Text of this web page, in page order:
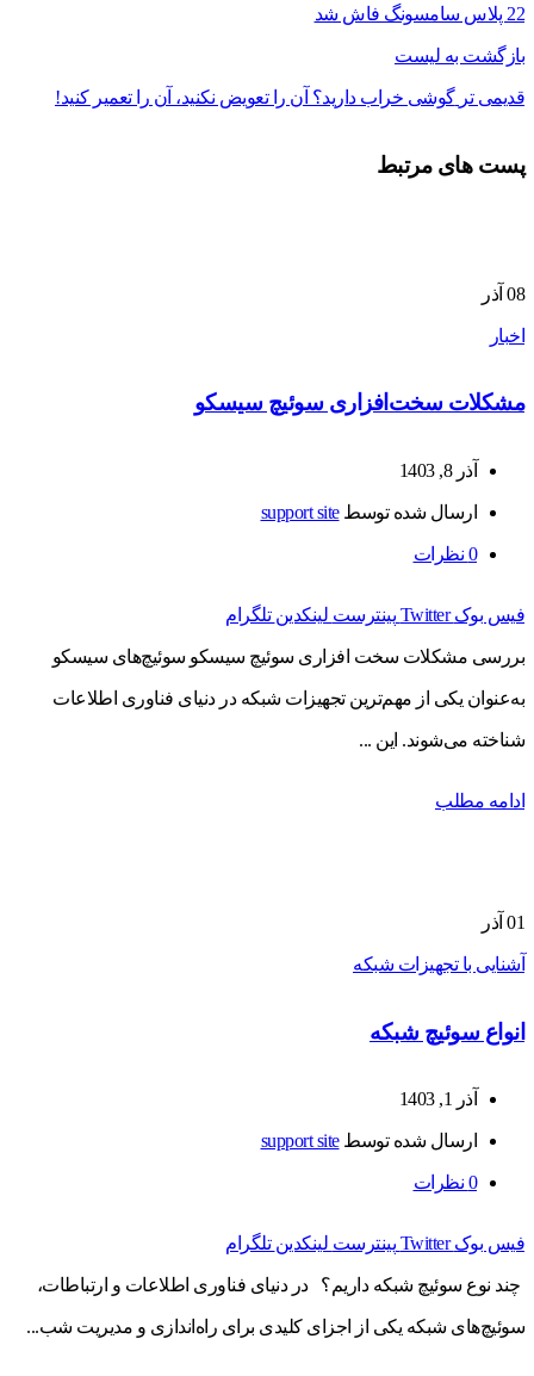
22 پلاس سامسونگ فاش شد
بازگشت به لیست
قدیمی تر گوشی خراب دارید؟ آن را تعویض نکنید، آن را تعمیر کنید!
پست های مرتبط
08 آذر
اخبار
مشکلات سخت‌افزاری سوئیچ سیسکو
آذر 8, 1403
ارسال شده توسطsupport site
0 نظرات
فیس بوک Twitter پینترست لینکدین تلگرام
بررسی مشکلات سخت افزاری سوئیچ سیسکو سوئیچ‌های سیسکو
به‌عنوان یکی از مهم‌ترین تجهیزات شبکه در دنیای فناوری اطلاعات
شناخته می‌شوند. این ...
ادامه مطلب
01 آذر
آشنایی با تجهیزات شبکه
انواع سوئیچ شبکه
آذر 1, 1403
ارسال شده توسطsupport site
0 نظرات
فیس بوک Twitter پینترست لینکدین تلگرام
چند نوع سوئیچ شبکه داریم؟ در دنیای فناوری اطلاعات و ارتباطات،
سوئیچ‌های شبکه یکی از اجزای کلیدی برای راه‌اندازی و مدیریت شب...